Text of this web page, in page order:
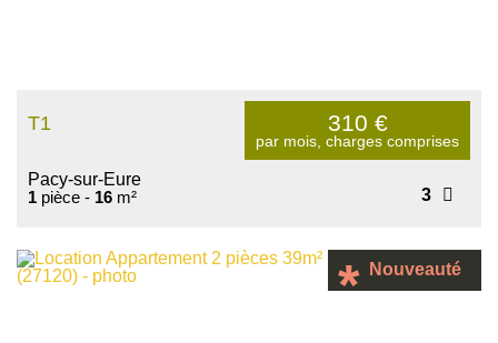
T1 310 €
par mois, charges comprises
Pacy-sur-Eure
1 pièce - 16 m² 3
Nouveauté